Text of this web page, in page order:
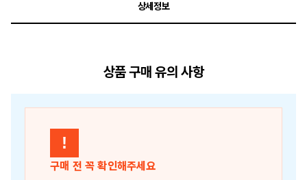
상세정보
상품 구매 유의 사항
!
구매 전 꼭 확인해주세요